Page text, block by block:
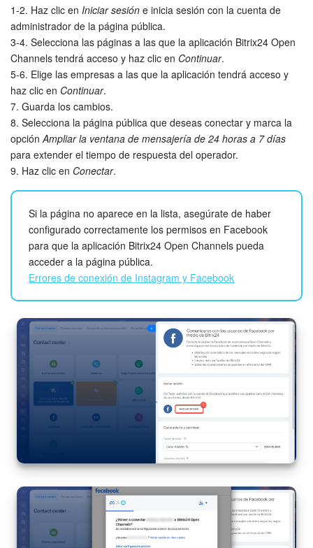
1-2. Haz clic en Iniciar sesión e inicia sesión con la cuenta de
administrador de la página pública.
3-4. Selecciona las páginas a las que la aplicación Bitrix24 Open
Channels tendrá acceso y haz clic en Continuar.
5-6. Elige las empresas a las que la aplicación tendrá acceso y
haz clic en Continuar.
7. Guarda los cambios.
8. Selecciona la página pública que deseas conectar y marca la
opción Ampliar la ventana de mensajería de 24 horas a 7 días
para extender el tiempo de respuesta del operador.
9. Haz clic en Conectar.
Si la página no aparece en la lista, asegúrate de haber
configurado correctamente los permisos en Facebook
para que la aplicación Bitrix24 Open Channels pueda
acceder a la página pública.
Errores de conexión de Instagram y Facebook